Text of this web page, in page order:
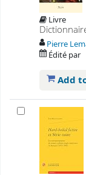
Livre
Pierre
Édité par
Add